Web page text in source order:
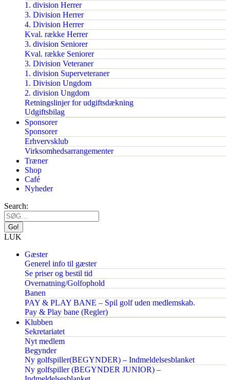
1. division Herrer
3. Division Herrer
4. Division Herrer
Kval. række Herrer
3. division Seniorer
Kval. række Seniorer
3. Division Veteraner
1. division Superveteraner
1. Division Ungdom
2. division Ungdom
Retningslinjer for udgiftsdækning
Udgiftsbilag
Sponsorer
Sponsorer
Erhvervsklub
Virksomhedsarrangementer
Træner
Shop
Café
Nyheder
Search:
LUK
Gæster
Generel info til gæster
Se priser og bestil tid
Overnatning/Golfophold
Banen
PAY & PLAY BANE – Spil golf uden medlemskab.
Pay & Play bane (Regler)
Klubben
Sekretariatet
Nyt medlem
Begynder
Ny golfspiller(BEGYNDER) – Indmeldelsesblanket
Ny golfspiller (BEGYNDER JUNIOR) –